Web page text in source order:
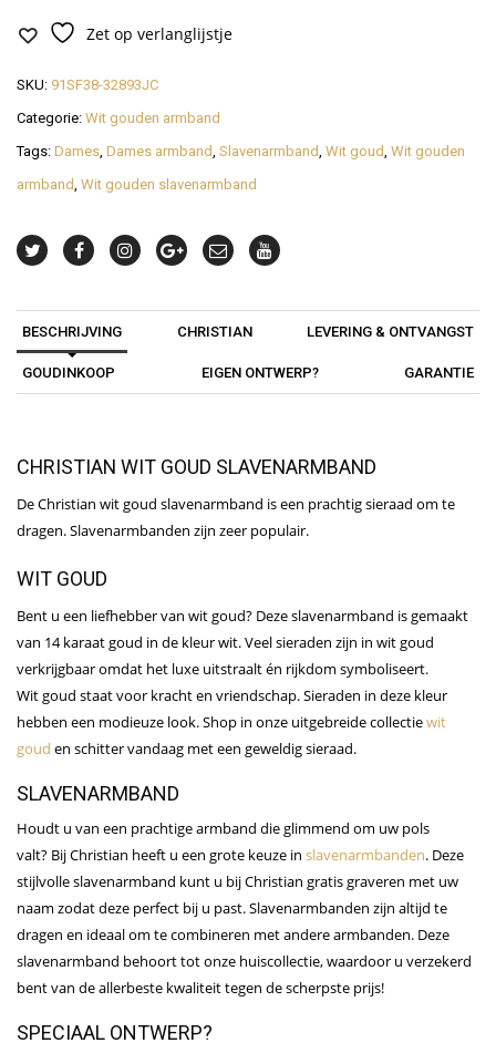
Zet op verlanglijstje
SKU: 91SF38-32893JC
Categorie: Wit gouden armband
Tags: Dames Dames armband Slavenarmband Wit goud Wit gouden
armband Wit gouden slavenarmband
BESCHRIJVING CHRISTIAN LEVERING & ONTVANGST
GOUDINKOOP EIGEN ONTWERP? GARANTIE
CHRISTIAN WIT GOUD SLAVENARMBAND
De Christian wit goud slavenarmband is een prachtig sieraad om te
dragen. Slavenarmbanden zijn zeer populair.
WIT GOUD
Bent u een liefhebber van wit goud? Deze slavenarmband is gemaakt
van 14 karaat goud in de kleur wit. Veel sieraden zijn in wit goud
verkrijgbaar omdat het luxe uitstraalt én rijkdom symboliseert.
Wit goud staat voor kracht en vriendschap. Sieraden in deze kleur
hebben een modieuze look. Shop in onze uitgebreide collectiewit
goud en schitter vandaag met een geweldig sieraad.
SLAVENARMBAND
Houdt u van een prachtige armband die glimmend om uw pols
valt? Bij Christian heeft u een grote keuze in slavenarmbanden. Deze
stijlvolle slavenarmband kunt u bij Christian gratis graveren met uw
naam zodat deze perfect bij u past. Slavenarmbanden zijn altijd te
dragen en ideaal om te combineren met andere armbanden. Deze
slavenarmband behoort tot onze huiscollectie, waardoor u verzekerd
bent van de allerbeste kwaliteit tegen de scherpste prijs!
SPECIAAL ONTWERP?